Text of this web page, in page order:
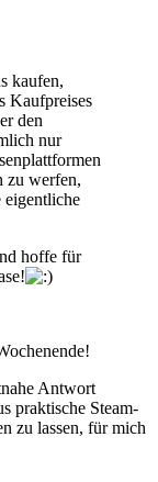
kaufen,
Kaufpreises
den
nur
zu werfen,
hoffe für
Antwort
praktische Steam-
zu lassen, für mich